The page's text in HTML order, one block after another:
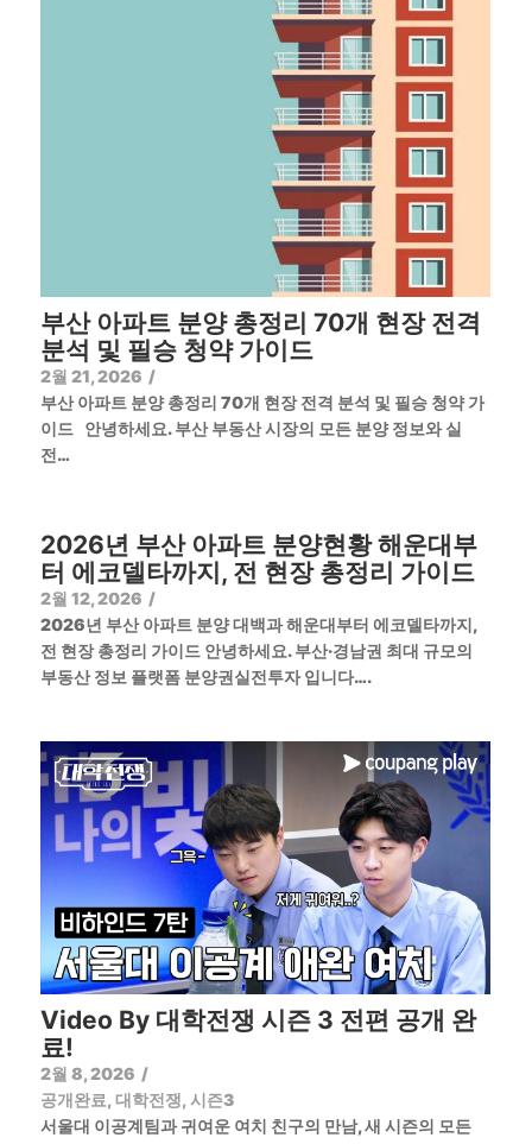
부산 아파트 분양 총정리 70개 현장 전격
분석 및 필승 청약 가이드
2월 21, 2026 /
부산 아파트 분양 총정리 70개 현장 전격 분석 및 필승 청약 가
이드 안녕하세요. 부산 부동산 시장의 모든 분양 정보와 실
전…
2026년 부산 아파트 분양현황 해운대부
터 에코델타까지, 전 현장 총정리 가이드
2월 12, 2026 /
2026년 부산 아파트 분양 대백과 해운대부터 에코델타까지,
전 현장 총정리 가이드 안녕하세요. 부산·경남권 최대 규모의
부동산 정보 플랫폼 분양권실전투자 입니다….
Video By 대학전쟁 시즌 3 전편 공개 완
료!
2월 8, 2026 /
공개완료, 대학전쟁, 시즌3
서울대 이공계팀과 귀여운 여치 친구의 만남, 새 시즌의 모든